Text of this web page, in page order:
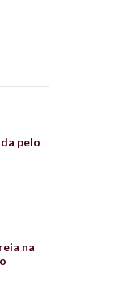
pelo
na